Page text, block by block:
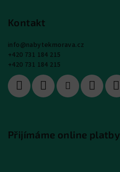
Kontakt
info@nabytekmorava.cz
+420 731 184 215
+420 731 184 215
Přijímáme online platby